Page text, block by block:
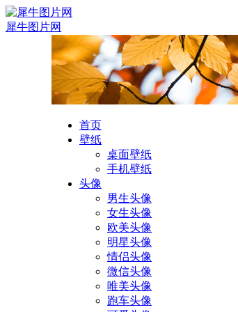
犀牛图片网
首页
壁纸
桌面壁纸
手机壁纸
头像
男生头像
女生头像
欧美头像
明星头像
情侣头像
微信头像
唯美头像
跑车头像